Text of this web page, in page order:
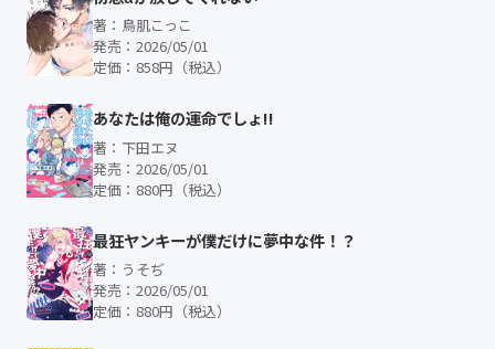
著：鳥肌こっこ
発売：2026/05/01
定価：858円（税込）
あなたは俺の運命でしょ!!
著：下田エヌ
発売：2026/05/01
定価：880円（税込）
最狂ヤンキーが僕だけに夢中な件！？
著：うそぢ
発売：2026/05/01
定価：880円（税込）